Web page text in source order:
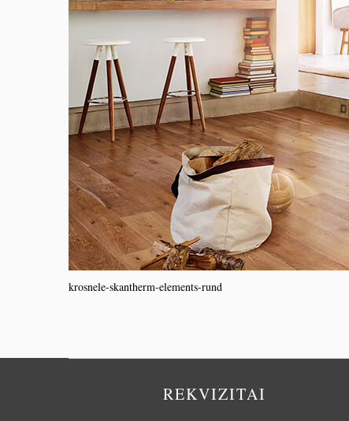
krosnele-skantherm-elements-rund
REKVIZITAI